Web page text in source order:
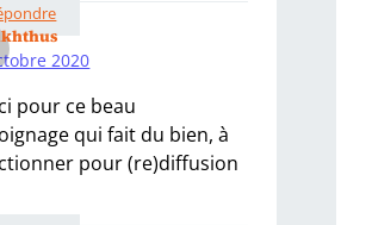
2020
pour ce beau
qui fait du bien, à
pour (re)diffusion